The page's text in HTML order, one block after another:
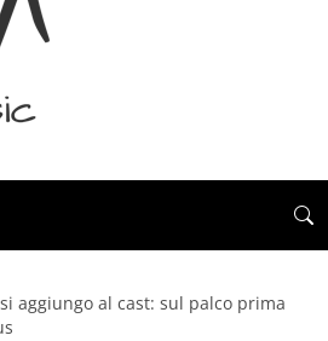
aggiungo al cast: sul palco prima